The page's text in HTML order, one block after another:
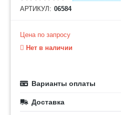
АРТИКУЛ: 06584
Цена по запросу
Нет в наличии
Варианты оплаты
Доставка